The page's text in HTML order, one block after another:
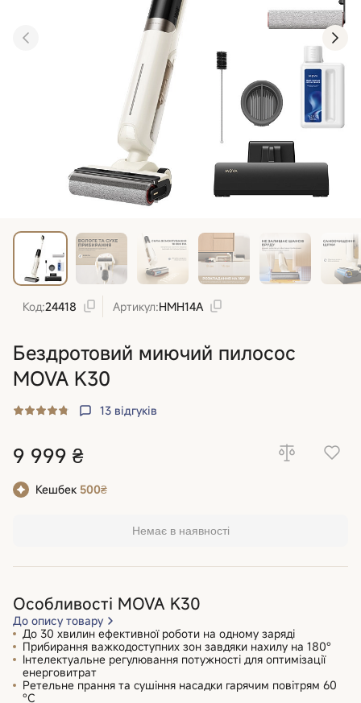
‹ ›
Код:24418 Артикул:HMH14A
Бездротовий миючий пилосос
MOVA K30
13 відгуків
9 999 ₴
Немає в наявності
Кешбек 500₴
Особливості MOVA K30
До опису товару
До 30 хвилин ефективної роботи на одному заряді
Прибирання важкодоступних зон завдяки нахилу на 180°
Інтелектуальне регулювання потужності для оптимізації
енерговитрат
Ретельне прання та сушіння насадки гарячим повітрям 60
°C